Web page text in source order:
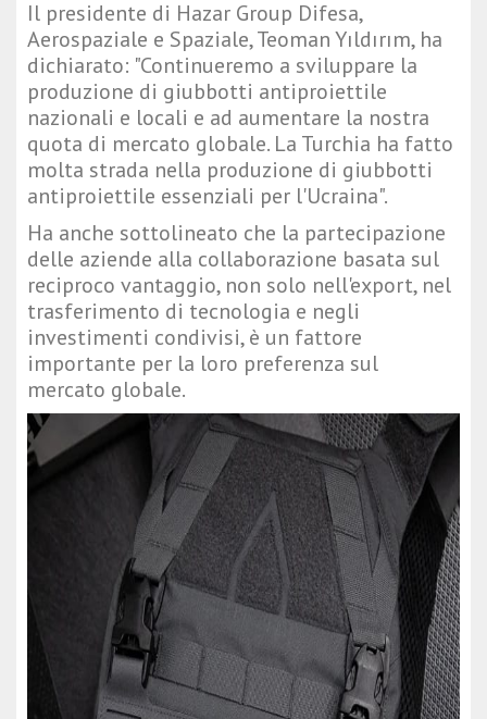
Il presidente di Hazar Group Difesa,
Aerospaziale e Spaziale, Teoman Yıldırım, ha
dichiarato: "Continueremo a sviluppare la
produzione di giubbotti antiproiettile
nazionali e locali e ad aumentare la nostra
quota di mercato globale. La Turchia ha fatto
molta strada nella produzione di giubbotti
antiproiettile essenziali per l'Ucraina".
Ha anche sottolineato che la partecipazione
delle aziende alla collaborazione basata sul
reciproco vantaggio, non solo nell'export, nel
trasferimento di tecnologia e negli
investimenti condivisi, è un fattore
importante per la loro preferenza sul
mercato globale.